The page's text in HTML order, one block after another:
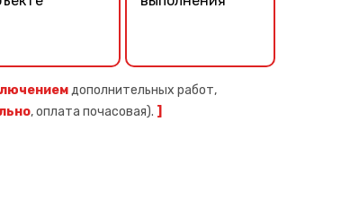
дополнительных работ,
, оплата почасовая). ]